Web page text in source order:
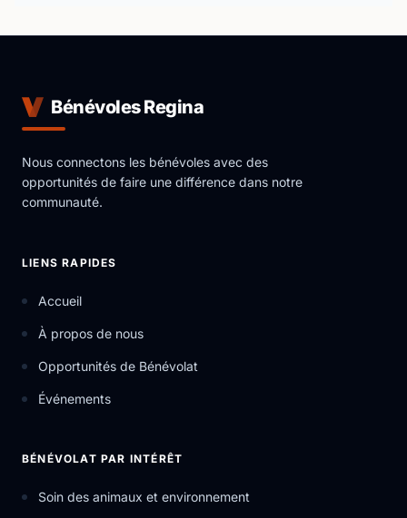
Bénévoles Regina
Nous connectons les bénévoles avec des
opportunités de faire une différence dans notre
communauté.
LIENS RAPIDES
Accueil
À propos de nous
Opportunités de Bénévolat
Événements
BÉNÉVOLAT PAR INTÉRÊT
Soin des animaux et environnement